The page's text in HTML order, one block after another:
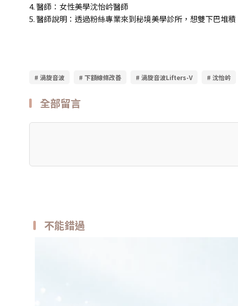
4. 醫師：女性美學沈怡岒醫師
5. 醫師說明：透過粉絲專業來到秘境美學診所，想雙下巴堆
# 渦旋音波 # 下額線條改善 # 渦旋音波Lifters-V # 沈怡岒
全部留言
不能錯過